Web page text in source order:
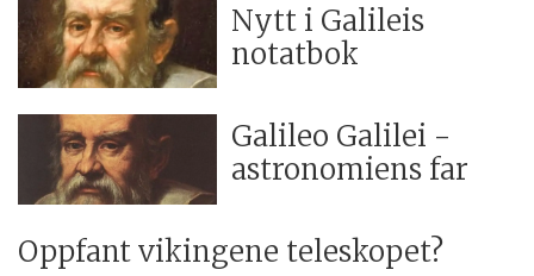
Nytt i Galileis
notatbok
Galileo Galilei -
astronomiens far
Oppfant vikingene teleskopet?